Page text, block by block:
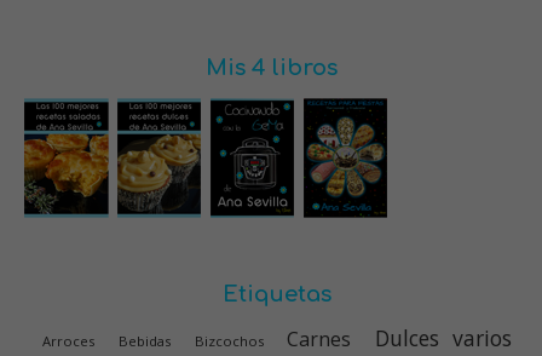
Mis 4 libros
Etiquetas
Arroces Bebidas Bizcochos Carnes Dulces varios